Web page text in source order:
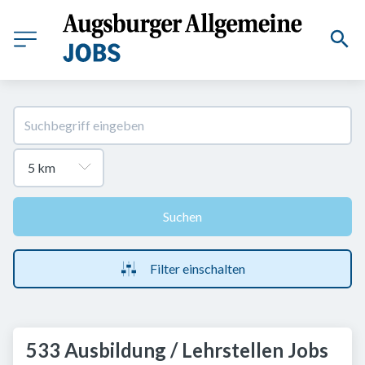
Suchen
Filter einschalten
533 Ausbildung / Lehrstellen Jobs